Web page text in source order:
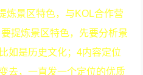
炼景区特色，与KOL合作营
提炼景区特色，先要分析景
如是历史文化；4内容定位
去，一直发一个定位的优质